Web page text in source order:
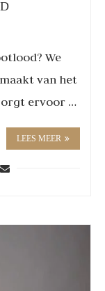
We
van het
ervoor …
LEES MEER